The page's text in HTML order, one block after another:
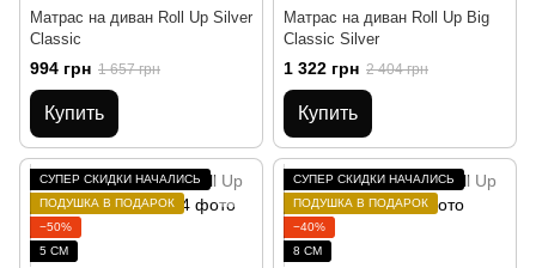
Матрас на диван Roll Up Silver
Classic
994 грн 1 657 грн
Купить
Матрас на диван Roll Up Big
Classic Silver
1 322 грн 2 404 грн
Купить
СУПЕР СКИДКИ НАЧАЛИСЬ
ПОДУШКА В ПОДАРОК
−50%
5 СМ
СУПЕР СКИДКИ НАЧАЛИСЬ
ПОДУШКА В ПОДАРОК
−40%
8 СМ